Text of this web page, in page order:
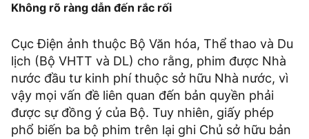
Không rõ ràng dẫn đến rắc rối
Cục Ðiện ảnh thuộc Bộ Văn hóa, Thể thao và Du
lịch (Bộ VHTT và DL) cho rằng, phim được Nhà
nước đầu tư kinh phí thuộc sở hữu Nhà nước, vì
vậy mọi vấn đề liên quan đến bản quyền phải
được sự đồng ý của Bộ. Tuy nhiên, giấy phép
phổ biến ba bộ phim trên lại ghi Chủ sở hữu bản